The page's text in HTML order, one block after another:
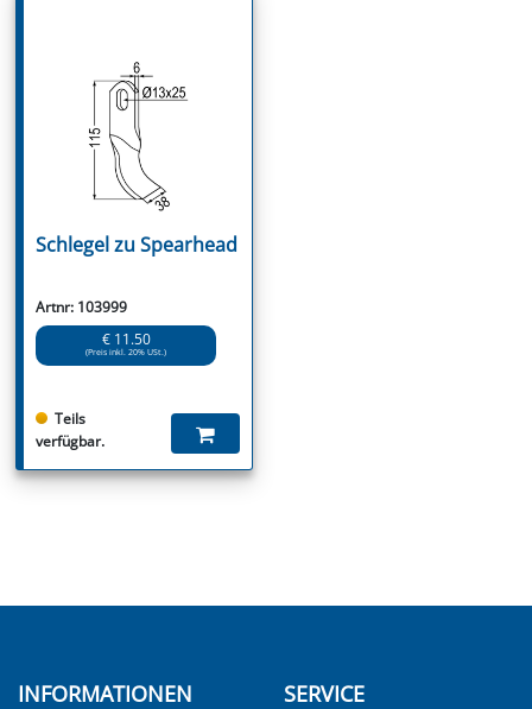
Schlegel zu Spearhead
Artnr: 103999
€ 11.50
(Preis inkl. 20% USt.)
Teils
verfügbar.
INFORMATIONEN SERVICE